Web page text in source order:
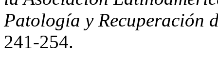
Patología y Recuperación
241-254.